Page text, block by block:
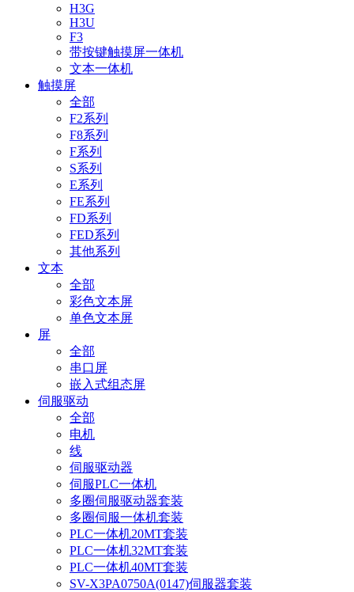
H3G
H3U
F3
带按键触摸屏一体机
文本一体机
触摸屏
全部
F2系列
F8系列
F系列
S系列
E系列
FE系列
FD系列
FED系列
其他系列
文本
全部
彩色文本屏
单色文本屏
屏
全部
串口屏
嵌入式组态屏
伺服驱动
全部
电机
线
伺服驱动器
伺服PLC一体机
多圈伺服驱动器套装
多圈伺服一体机套装
PLC一体机20MT套装
PLC一体机32MT套装
PLC一体机40MT套装
SV-X3PA0750A(0147)伺服器套装